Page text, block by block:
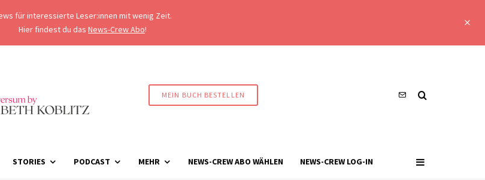
für interessierte Leser:innen mit wenig Zeit.
Hier findest du das News-Crew Abo!
MEIN BUCH BESTELLEN
STORIES PODCAST MEHR NEWS-CREW ABO WÄHLEN NEWS-CREW LOG-IN